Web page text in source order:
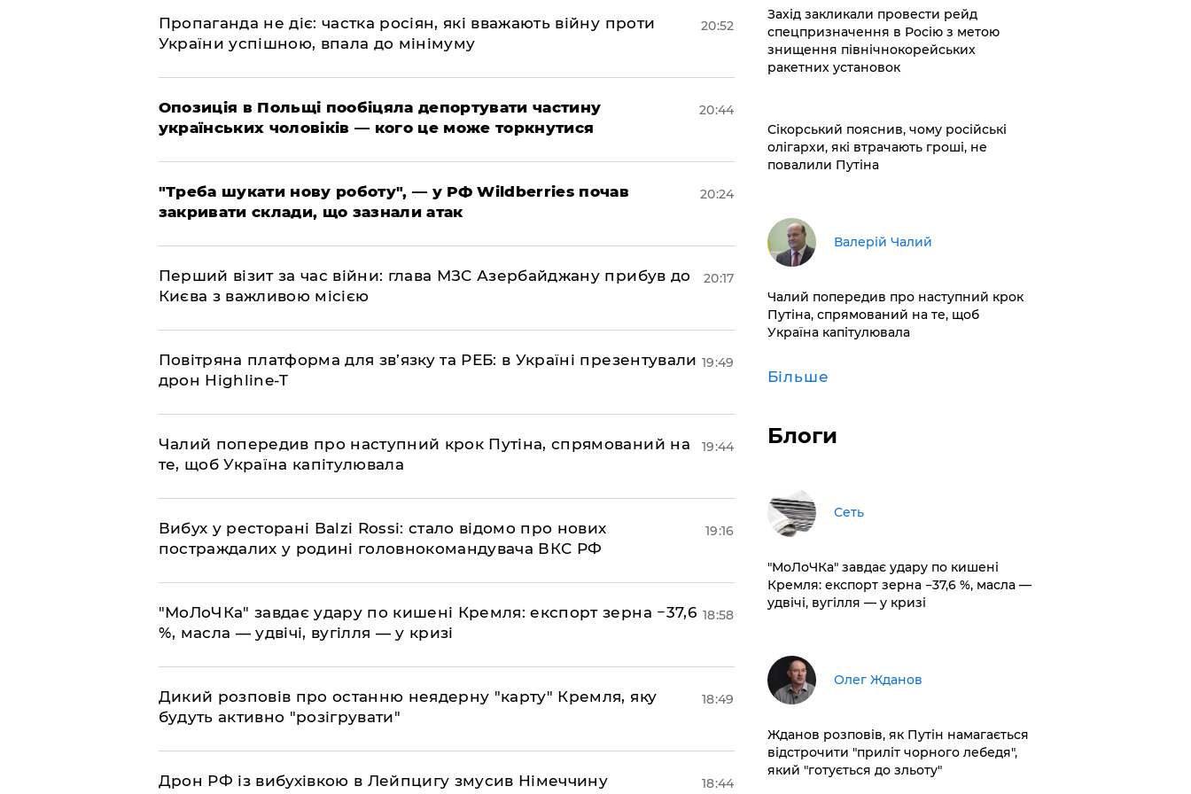
​Пропаганда не діє: частка росіян, які вважають війну проти
України успішною, впала до мінімуму
20:52
​Опозиція в Польщі пообіцяла депортувати частину
українських чоловіків — кого це може торкнутися
20:44
​"Треба шукати нову роботу", — у РФ Wildberries почав
закривати склади, що зазнали атак
20:24
​Перший візит за час війни: глава МЗС Азербайджану прибув до
Києва з важливою місією
20:17
​Повітряна платформа для зв’язку та РЕБ: в Україні презентували
дрон Highline-T
19:49
​Чалий попередив про наступний крок Путіна, спрямований на
те, щоб Україна капітулювала
19:44
​Вибух у ресторані Balzi Rossi: стало відомо про нових
постраждалих у родині головнокомандувача ВКС РФ
19:16
​"МоЛоЧКа" завдає удару по кишені Кремля: експорт зерна −37,6
%, масла — удвічі, вугілля — у кризі
18:58
​Дикий розповів про останню неядерну "карту" Кремля, яку
будуть активно "розігрувати"
18:49
​Дрон РФ із вибухівкою в Лейпцигу змусив Німеччину
18:44
​Захід закликали провести рейд
спецпризначення в Росію з метою
знищення північнокорейських
ракетних установок
​Сікорський пояснив, чому російські
олігархи, які втрачають гроші, не
повалили Путіна
Валерій Чалий
​Чалий попередив про наступний крок
Путіна, спрямований на те, щоб
Україна капітулювала
Більше
Блоги
Сеть
​"МоЛоЧКа" завдає удару по кишені
Кремля: експорт зерна −37,6 %, масла —
удвічі, вугілля — у кризі
Олег Жданов
Жданов розповів, як Путін намагається
відстрочити "приліт чорного лебедя",
який "готується до зльоту"